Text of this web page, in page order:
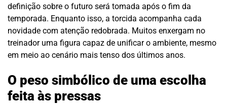
definição sobre o futuro será tomada após o fim da
temporada. Enquanto isso, a torcida acompanha cada
novidade com atenção redobrada. Muitos enxergam no
treinador uma figura capaz de unificar o ambiente, mesmo
em meio ao cenário mais tenso dos últimos anos.
O peso simbólico de uma escolha
feita às pressas